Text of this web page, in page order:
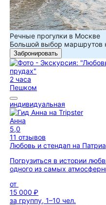
Речные прогулки в Москве
Большой выбор маршрутов
Забронировать
2 часа
Пешком
индивидуальная
Анна
5,0
11 отзывов
Любовь и стендап на
Погрузиться в истории
одного из самых
от
15 000 ₽
за группу, 1–10 чел.